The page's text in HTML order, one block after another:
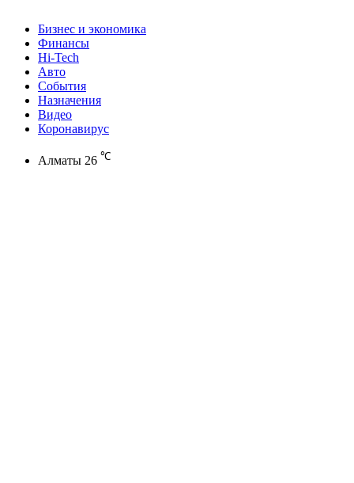
Бизнес и экономика
Финансы
Hi-Tech
Авто
События
Назначения
Видео
Коронавирус
Алматы 26 ℃